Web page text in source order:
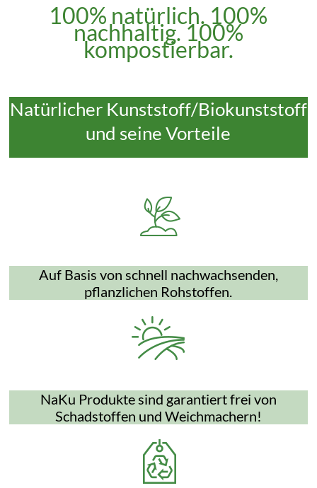
100% natürlich. 100%
nachhaltig. 100%
kompostierbar.
Natürlicher Kunststoff/Biokunststoff
und seine Vorteile
Auf Basis von schnell nachwachsenden,
pflanzlichen Rohstoffen.
NaKu Produkte sind garantiert frei von
Schadstoffen und Weichmachern!